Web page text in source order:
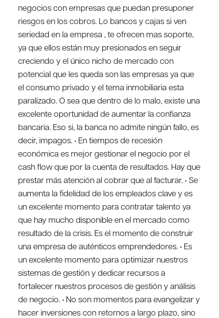
negocios con empresas que puedan presuponer
riesgos en los cobros. Lo bancos y cajas si ven
seriedad en la empresa , te ofrecen mas soporte,
ya que ellos están muy presionados en seguir
creciendo y el único nicho de mercado con
potencial que les queda son las empresas ya que
el consumo privado y el tema inmobiliaria esta
paralizado. O sea que dentro de lo malo, existe una
excelente oportunidad de aumentar la confianza
bancaria. Eso si, la banca no admite ningún fallo, es
decir, impagos. • En tiempos de recesión
económica es mejor gestionar el negocio por el
cash flow que por la cuenta de resultados. Hay que
prestar más atención al cobrar que al facturar. • Se
aumenta la fidelidad de los empleados clave y es
un excelente momento para contratar talento ya
que hay mucho disponible en el mercado como
resultado de la crisis. Es el momento de construir
una empresa de auténticos emprendedores. • Es
un excelente momento para optimizar nuestros
sistemas de gestión y dedicar recursos a
fortalecer nuestros procesos de gestión y análisis
de negocio. • No son momentos para evangelizar y
hacer inversiones con retornos a largo plazo, sino